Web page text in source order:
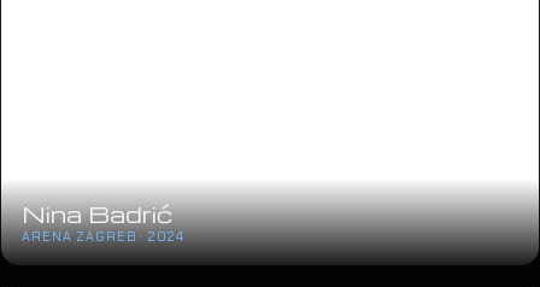
Nina Badrić
ARENA ZAGREB · 2024